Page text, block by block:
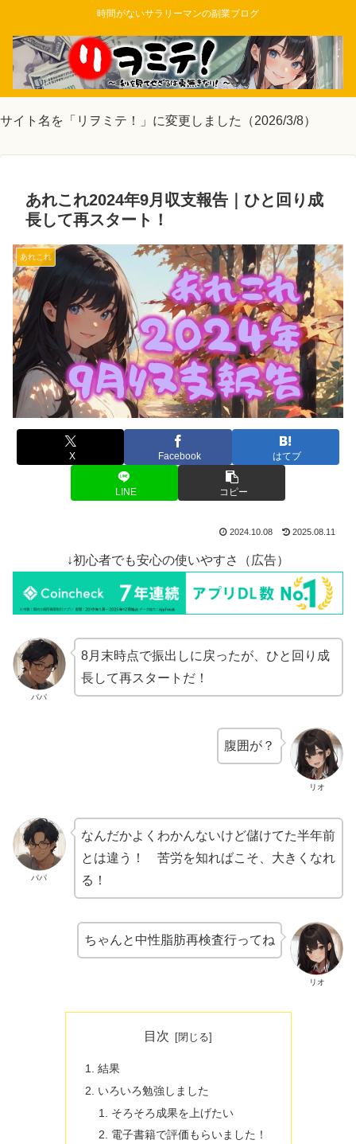
時間がないサラリーマンの副業ブログ
サイト名を「リヲミテ！」に変更しました（2026/3/8）
あれこれ2024年9月収支報告｜ひと回り成
長して再スタート！
あれこれ
X Facebook はてブ
LINE コピー
2024.10.08 2025.08.11
↓初心者でも安心の使いやすさ（広告）
パパ
8月末時点で振出しに戻ったが、ひと回り成
長して再スタートだ！
リオ
腹囲が？
パパ
なんだかよくわかんないけど儲けてた半年前
とは違う！ 苦労を知ればこそ、大きくなれ
る！
リオ
ちゃんと中性脂肪再検査行ってね
目次
結果
いろいろ勉強しました
そろそろ成果を上げたい
電子書籍で評価もらいました！